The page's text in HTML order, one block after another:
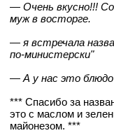
— Очень вкусно!!!
муж в восторге.
— я встречала
по-министерски"
— А у нас это
*** Спасибо за
это с маслом и
майонезом. ***